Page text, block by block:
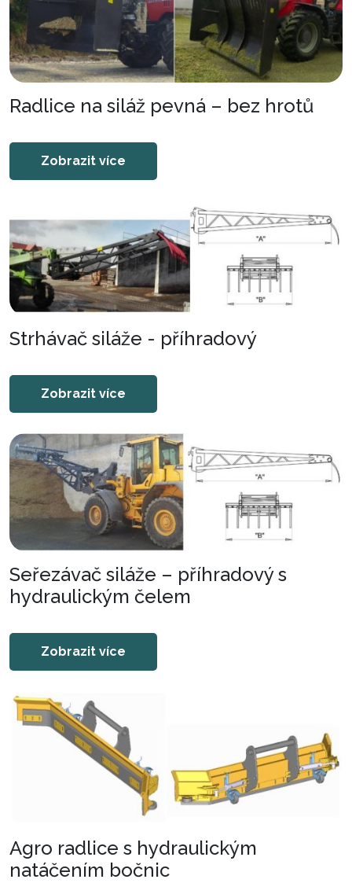
Radlice na siláž pevná – bez hrotů
Zobrazit více
Strhávač siláže - příhradový
Zobrazit více
Seřezávač siláže – příhradový s
hydraulickým čelem
Zobrazit více
Agro radlice s hydraulickým
natáčením bočnic